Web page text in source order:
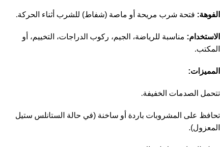
الفوهة: فتحة شرب مريحة أو ماصة (شفاط) للشرب أثناء الحركة.
الاستخدام: مناسبة للرياضة، الجيم، ركوب الدراجات، التخييم، أو
المكتب.
المميزات:
تتحمل الصدمات الخفيفة.
تحافظ على المشروبات باردة أو ساخنة (في حالة الستانلس ستيل
المعزول).